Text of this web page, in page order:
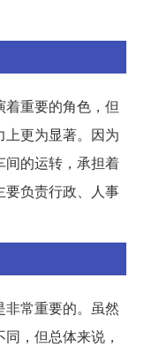
重要的角色，但
更为显著。因为
间的运转，承担着
要负责行政、人事
常重要的。虽然
，但总体来说，